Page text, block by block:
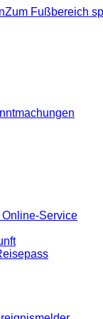
Zum Fußbereich
Service